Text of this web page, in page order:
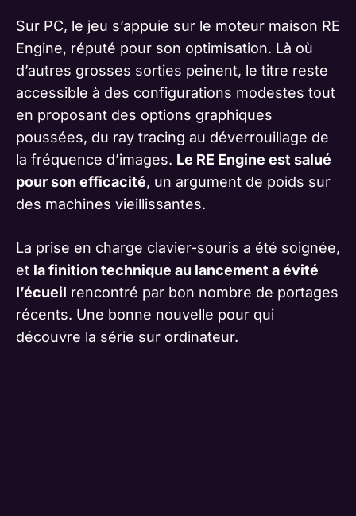
Sur PC, le jeu s’appuie sur le moteur maison RE
Engine, réputé pour son optimisation. Là où
d’autres grosses sorties peinent, le titre reste
accessible à des configurations modestes tout
en proposant des options graphiques
poussées, du ray tracing au déverrouillage de
la fréquence d’images. Le RE Engine est salué
pour son efficacité, un argument de poids sur
des machines vieillissantes.
La prise en charge clavier-souris a été soignée,
et la finition technique au lancement a évité
l’écueil rencontré par bon nombre de portages
récents. Une bonne nouvelle pour qui
découvre la série sur ordinateur.